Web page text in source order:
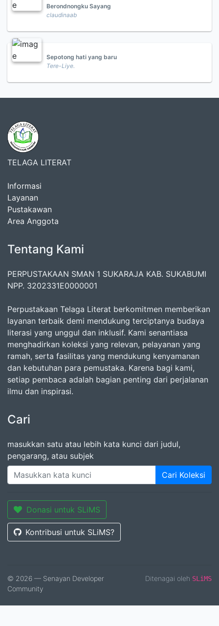
Berondnongku Sayang
claudinaab
Sepotong hati yang baru
Tere-Liye.
TELAGA LITERAT
Informasi
Layanan
Pustakawan
Area Anggota
Tentang Kami
PERPUSTAKAAN SMAN 1 SUKARAJA KAB. SUKABUMI
NPP. 3202331E0000001
Perpustakaan Telaga Literat berkomitmen memberikan
layanan terbaik demi mendukung terciptanya budaya
literasi yang unggul dan inklusif. Kami senantiasa
menghadirkan koleksi yang relevan, pelayanan yang
ramah, serta fasilitas yang mendukung kenyamanan
dan kebutuhan para pemustaka. Karena bagi kami,
setiap pembaca adalah bagian penting dari perjalanan
ilmu dan inspirasi.
Cari
masukkan satu atau lebih kata kunci dari judul,
pengarang, atau subjek
Cari Koleksi
Donasi untuk SLiMS
Kontribusi untuk SLiMS?
© 2026 — Senayan Developer
Community
Ditenagai oleh SLiMS